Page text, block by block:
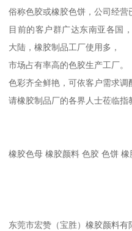
俗称色胶或橡胶色饼，公司经营
目前的客户群广达东南亚各国
大陆，橡胶制品工厂使用多，
市场占有率高的色胶生产工厂。
色彩齐全鲜艳，可依客户需求调
请橡胶制品厂的各界人士莅临指
橡胶色母 橡胶颜料 色胶 色饼
东莞市宏赞（宝胜）橡胶颜料有